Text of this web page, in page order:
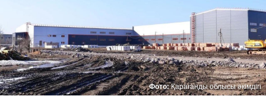
Фото:Қарағанды облысы әкімдігі